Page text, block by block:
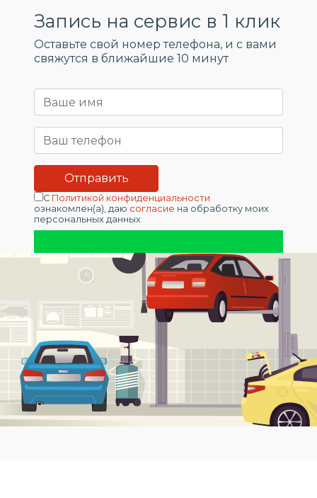
Запись на сервис в 1 клик
Оставьте свой номер телефона, и c вами
свяжутся в ближайшие 10 минут
С Политикой конфиденциальности
ознакомлен(а), даю согласие на обработку моих
персональных данных